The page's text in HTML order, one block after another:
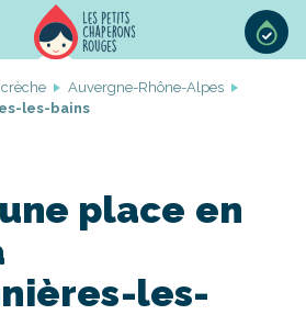
Auvergne-Rhône-Alpes
les-bains
place en
les-